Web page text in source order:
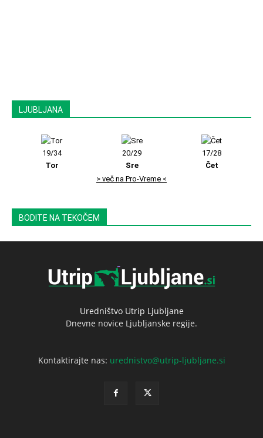
LJUBLJANA
19/34
Tor
20/29
Sre
17/28
Čet
> več na Pro-Vreme <
BODITE NA TEKOČEM
Uredništvo Utrip Ljubljane
Dnevne novice Ljubljanske regije.
Kontaktirajte nas: urednistvo@utrip-ljubljane.si